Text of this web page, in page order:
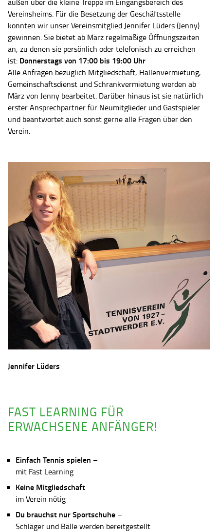
außen über die kleine Treppe im Eingangsbereich des
Vereinsheims. Für die Besetzung der Geschäftsstelle
konnten wir unser Vereinsmitglied Jennifer Lüders (Jenny)
gewinnen. Sie bietet ab März regelmäßige Öffnungszeiten
an, zu denen sie persönlich oder telefonisch zu erreichen
ist: Donnerstags von 17:00 bis 19:00 Uhr
Alle Anfragen bezüglich Mitgliedschaft, Hallenvermietung,
Gemeinschaftsdienst und Schrankvermietung werden ab
März von Jenny bearbeitet. Darüber hinaus ist sie natürlich
erster Ansprechpartner für Neumitglieder und Gastspieler
und beantwortet auch sonst gerne alle Fragen über den
Verein.
Jennifer Lüders
FAST LEARNING FÜR
ERWACHSENE ANFÄNGER!
Einfach Tennis spielen –
mit Fast Learning
Keine Mitgliedschaft
im Verein nötig
Du brauchst nur Sportschuhe –
Schläger und Bälle werden bereitgestellt